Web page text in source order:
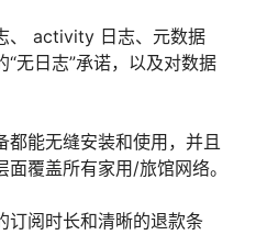
、 activity 日志、元数据
无日志”承诺，以及对数据
都能无缝安装和使用，并且
覆盖所有家用/旅馆网络。
订阅时长和清晰的退款条